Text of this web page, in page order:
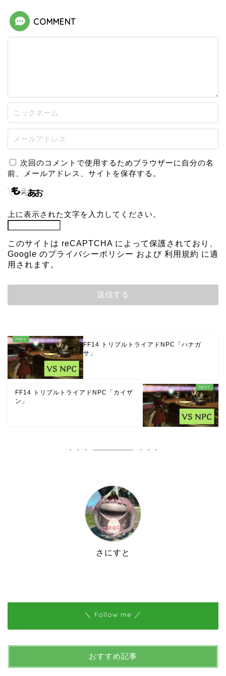
COMMENT
次回のコメントで使用するためブラウザーに自分の名
前、メールアドレス、サイトを保存する。
上に表示された文字を入力してください。
このサイトは reCAPTCHA によって保護されており、
Google のプライバシーポリシー および 利用規約 に適
用されます。
FF14 トリプルトライアドNPC「ハナガ
サ」
FF14 トリプルトライアドNPC「カイザ
ン」
さにすと
＼ Follow me ／
おすすめ記事